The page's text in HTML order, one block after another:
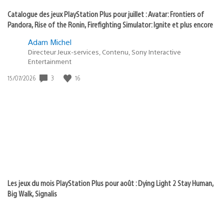
Catalogue des jeux PlayStation Plus pour juillet : Avatar: Frontiers of
Pandora, Rise of the Ronin, Firefighting Simulator: Ignite et plus encore
Adam Michel
Directeur Jeux-services, Contenu, Sony Interactive
Entertainment
Date
15/07/2026 3 16
Les jeux du mois PlayStation Plus pour août : Dying Light 2 Stay Human,
Big Walk, Signalis